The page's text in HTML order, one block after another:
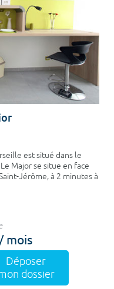
est situé dans le
Major se situe en face
Jérôme, à 2 minutes à
mois
Déposer
dossier